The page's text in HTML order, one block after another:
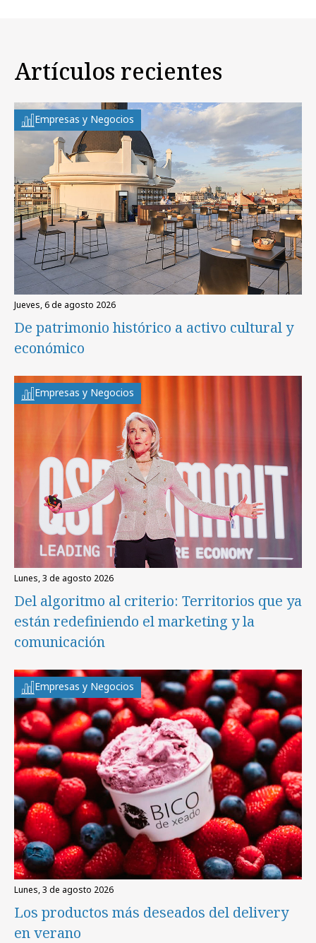
Artículos recientes
Empresas y Negocios
jueves, 6 de agosto 2026
De patrimonio histórico a activo cultural y
económico
Empresas y Negocios
lunes, 3 de agosto 2026
Del algoritmo al criterio: Territorios que ya
están redefiniendo el marketing y la
comunicación
Empresas y Negocios
lunes, 3 de agosto 2026
Los productos más deseados del delivery
en verano